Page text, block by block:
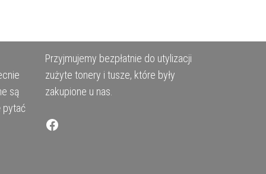
są
pytać
Przyjmujemy bezpłatnie do utylizacji
zużyte tonery i tusze, które były
zakupione u nas.
Facebook